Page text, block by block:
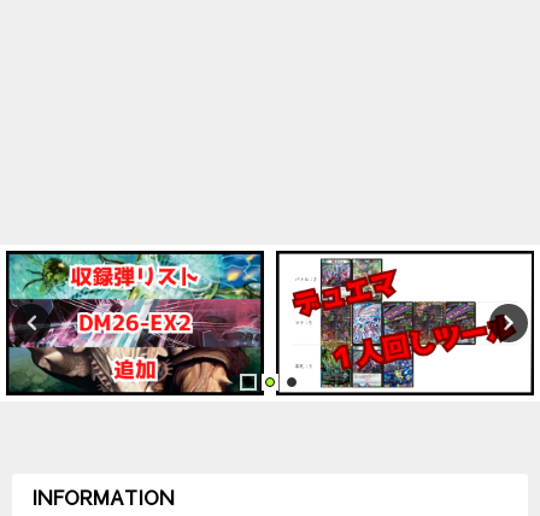
INFORMATION